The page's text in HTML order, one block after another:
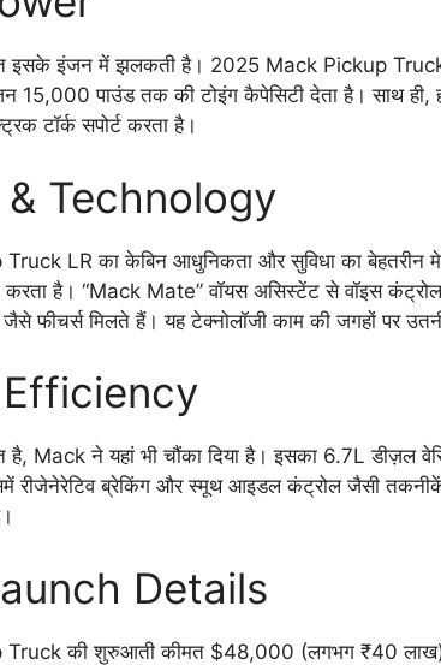
इंजन में झलकती है। 2025 Mack Pickup Truck
15,000 पाउंड तक की टोइंग कैपेसिटी देता है। साथ ही,
टॉर्क सपोर्ट करता है।
Technology
LR का केबिन आधुनिकता और सुविधा का बेहतरीन
है। “Mack Mate” वॉयस असिस्टेंट से वॉइस
फीचर्स मिलते हैं। यह टेक्नोलॉजी काम की जगहों पर उतनी
है, Mack ने यहां भी चौंका दिया है। इसका 6.7L डीज़ल
रीजेनेरेटिव ब्रेकिंग और स्मूथ आइडल कंट्रोल जैसी
Details
की शुरुआती कीमत $48,000 (लगभग ₹40 लाख)